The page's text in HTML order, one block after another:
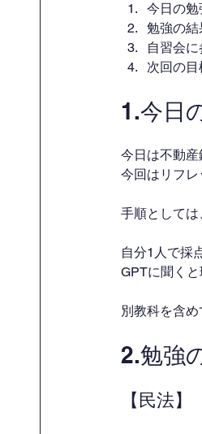
今日の勉
勉強の
自習会
次回の目
1.今日
今日は不動産
今回はリフレ
手順としては
自分1人で採
GPTに聞くと
別教科を含
2.勉強
【民法】